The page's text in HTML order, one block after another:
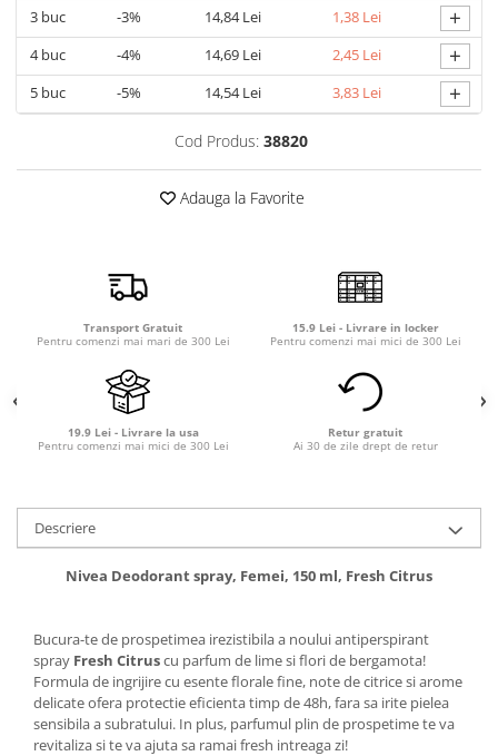
Odorizanți
Odorizanți cameră
3buc -3% 14,84 Lei 1,38 Lei +
4buc -4% 14,69 Lei 2,45 Lei +
5buc -5% 14,54 Lei 3,83 Lei +
Cod Produs: 38820
Adauga la Favorite
Transport Gratuit
Pentru comenzi mai mari de 300 Lei
15.9 Lei - Livrare in locker
Pentru comenzi mai mici de 300 Lei
19.9 Lei - Livrare la usa
Pentru comenzi mai mici de 300 Lei
Retur gratuit
Ai 30 de zile drept de retur
Descriere
Nivea Deodorant spray, Femei, 150 ml, Fresh Citrus
Bucura-te de prospetimea irezistibila a noului antiperspirant
spray Fresh Citruscu parfum de lime si flori de bergamota!
Formula de ingrijire cu esente florale fine, note de citrice si arome
delicate ofera protectie eficienta timp de 48h, fara sa irite pielea
sensibila a subratului. In plus, parfumul plin de prospetime te va
revitaliza si te va ajuta sa ramai fresh intreaga zi!